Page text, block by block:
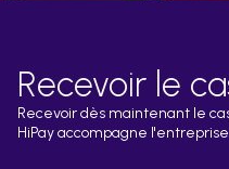
Recevoir le
Recevoir dès maintenant le
HiPay accompagne